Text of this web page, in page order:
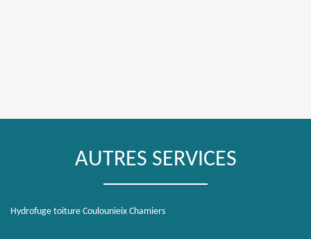
AUTRES SERVICES
Hydrofuge toiture Coulounieix Chamiers